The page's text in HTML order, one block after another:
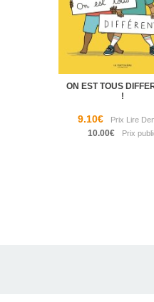
ON EST TOUS
!
9.10€
10.00€